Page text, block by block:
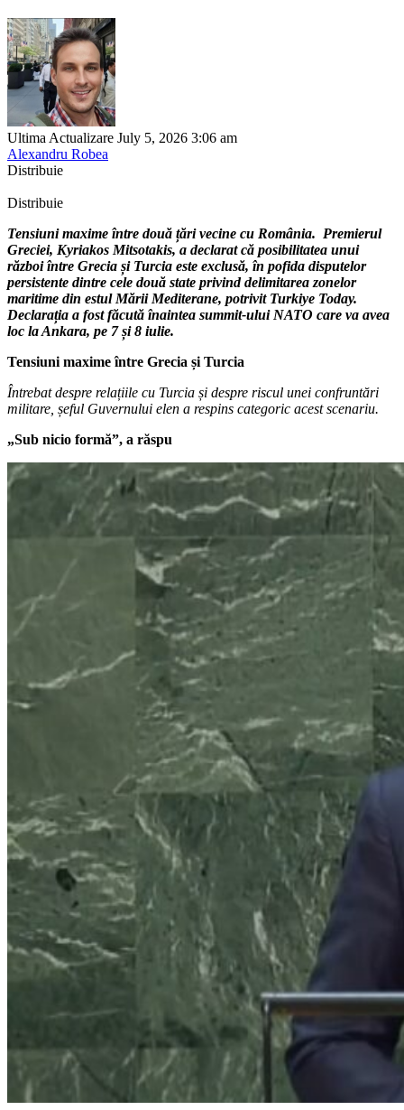
Ultima Actualizare July 5, 2026 3:06 am
Alexandru Robea
Distribuie
Distribuie
Tensiuni maxime între două țări vecine cu România. Premierul
Greciei, Kyriakos Mitsotakis, a declarat că posibilitatea unui
război între Grecia și Turcia este exclusă, în pofida disputelor
persistente dintre cele două state privind delimitarea zonelor
maritime din estul Mării Mediterane, potrivit Turkiye Today.
Declarația a fost făcută înaintea summit-ului NATO care va avea
loc la Ankara, pe 7 și 8 iulie.
Tensiuni maxime între Grecia și Turcia
Întrebat despre relațiile cu Turcia și despre riscul unei confruntări
militare, șeful Guvernului elen a respins categoric acest scenariu.
„Sub nicio formă”, a răspu